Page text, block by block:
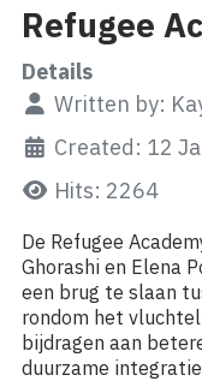
Refugee
Details
Written by:
Created: 12
Hits: 2264
De Refugee
Ghorashi en Elena
een brug te slaan
rondom het
bijdragen aan
duurzame